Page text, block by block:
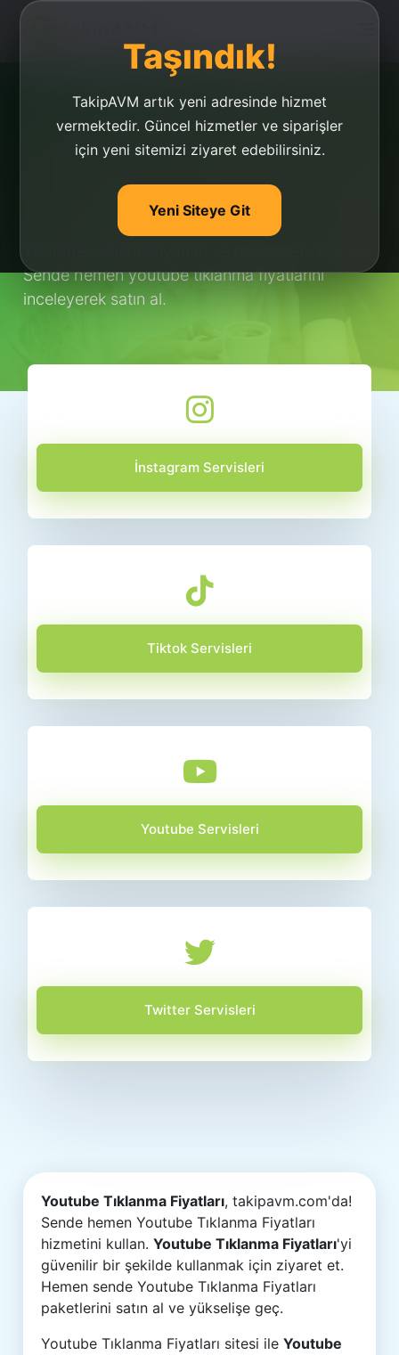
Taşındık!
TakipAVM artık yeni adresinde hizmet
vermektedir. Güncel hizmetler ve siparişler
için yeni sitemizi ziyaret edebilirsiniz.
Yeni Siteye Git
Youtube Tıklanma
Sende hemen youtube tıklanma fiyatlarını
inceleyerek satın al.
İnstagram Servisleri
Tiktok Servisleri
Youtube Servisleri
Twitter Servisleri
Youtube Tıklanma Fiyatları, takipavm.com'da!
Sende hemen Youtube Tıklanma Fiyatları
hizmetini kullan.Youtube Tıklanma Fiyatları'yi
güvenilir bir şekilde kullanmak için ziyaret et.
Hemen sende Youtube Tıklanma Fiyatları
paketlerini satın al ve yükselişe geç.
Youtube Tıklanma Fiyatları sitesi ileYoutube